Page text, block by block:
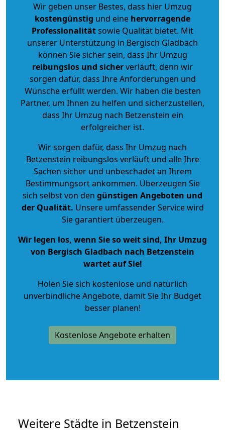
Wir geben unser Bestes, dass hier Umzug
kostengünstig und eine hervorragende
Professionalitätsowie Qualität bietet. Mit
unserer Unterstützung in Bergisch Gladbach
können Sie sicher sein, dass Ihr Umzug
reibungslos und sicherverläuft, denn wir
sorgen dafür, dass Ihre Anforderungen und
Wünsche erfüllt werden. Wir haben die besten
Partner, um Ihnen zu helfen und sicherzustellen,
dass Ihr Umzug nach Betzenstein ein
erfolgreicher ist.
Wir sorgen dafür, dass Ihr Umzug nach
Betzenstein reibungslos verläuft und alle Ihre
Sachen sicher und unbeschadet an Ihrem
Bestimmungsort ankommen. Überzeugen Sie
sich selbst von den günstigen Angeboten und
der Qualität. Unsere umfassender Service wird
Sie garantiert überzeugen.
Wir legen los, wenn Sie so weit sind, Ihr Umzug
von Bergisch Gladbach nach Betzenstein
wartet auf Sie!
Holen Sie sich kostenlose und natürlich
unverbindliche Angebote, damit Sie Ihr Budget
besser planen!
Kostenlose Angebote erhalten
Weitere Städte in Betzenstein